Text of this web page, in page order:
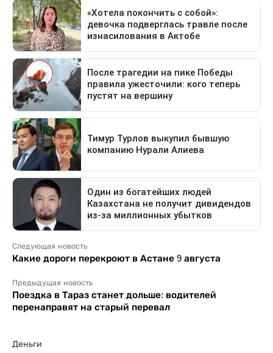
Следующая новость
Какие дороги перекроют в Астане 9 августа
Предыдущая новость
Поездка в Тараз станет дольше: водителей
перенаправят на старый перевал
Деньги